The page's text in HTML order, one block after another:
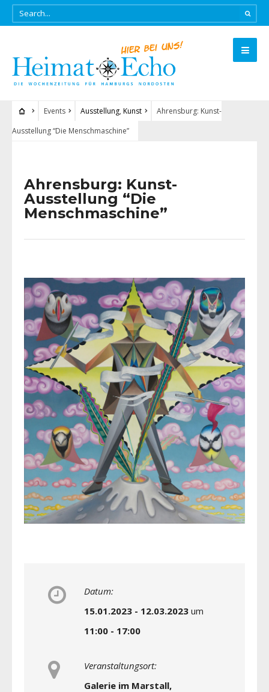
Events Ausstellung, Kunst
Ahrensburg: Kunst-
Ausstellung “Die Menschmaschine”
Ahrensburg: Kunst-
Ausstellung “Die
Menschmaschine”
Datum:
15.01.2023 - 12.03.2023 um
11:00 - 17:00
Veranstaltungsort:
Galerie im Marstall,